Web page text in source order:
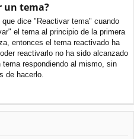
un tema?
dice "Reactivar tema" cuando
el tema al principio de la primera
entonces el tema reactivado ha
reactivarlo no ha sido alcanzado
respondiendo al mismo, sin
de hacerlo.